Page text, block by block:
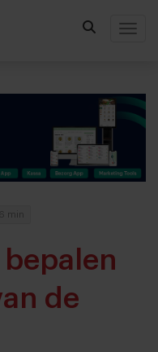
6 min
bepalen
de